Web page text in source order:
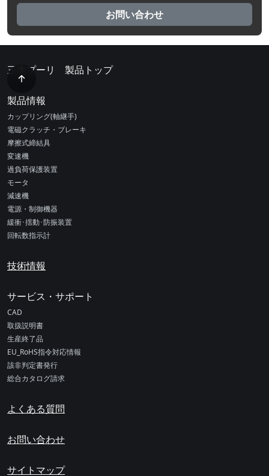
お問い合わせ
三木プーリ 製品トップ
製品情報
カップリング(軸継手)
電磁クラッチ・ブレーキ
摩擦式締結具
変速機
過負荷保護装置
モータ
減速機
電源・制御機器
緩衝･揺動･防振装置
回転数指示計
技術情報
サービス・サポート
CAD
取扱説明書
生産終了品
EU_RoHS指令対応情報
該非判定書発行
総合カタログ請求
よくある質問
お問い合わせ
サイトマップ